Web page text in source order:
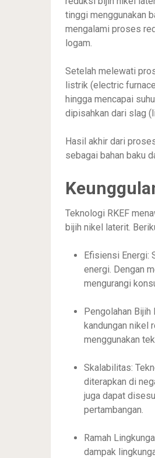
tinggi menggunakan
mengalami proses
logam.
Setelah melewati
listrik (electric
hingga mencapai
dipisahkan dari slag
Hasil akhir dari
sebagai bahan baku
Teknologi RKEF
bijih nikel laterit.
Efisiensi Energi:
energi. Dengan
mengurangi
Pengolahan
kandungan nikel
menggunakan
Skalabilitas:
diterapkan di
juga dapat
pertambangan.
Ramah
dampak